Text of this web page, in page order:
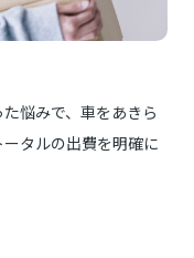
悩みで、車をあきら
タルの出費を明確に